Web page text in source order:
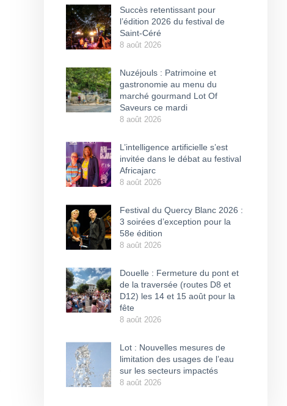
Succès retentissant pour
l’édition 2026 du festival de
Saint-Céré
8 août 2026
Nuzéjouls : Patrimoine et
gastronomie au menu du
marché gourmand Lot Of
Saveurs ce mardi
8 août 2026
L’intelligence artificielle s’est
invitée dans le débat au festival
Africajarc
8 août 2026
Festival du Quercy Blanc 2026 :
3 soirées d’exception pour la
58e édition
8 août 2026
Douelle : Fermeture du pont et
de la traversée (routes D8 et
D12) les 14 et 15 août pour la
fête
8 août 2026
Lot : Nouvelles mesures de
limitation des usages de l’eau
sur les secteurs impactés
8 août 2026